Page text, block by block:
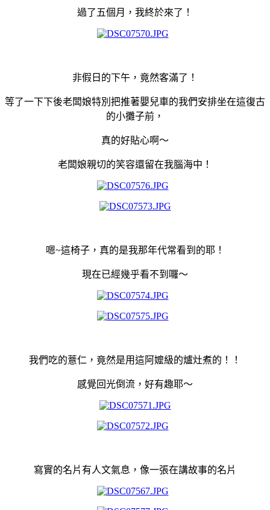
過了五個月，我終於來了！
非假日的下午，竟然客滿了！
等了一下下後老闆娘特別把推著嬰兒車的我們安排坐在這復古
的小攤子前，
真的好貼心啊～
老闆娘親切的笑容還留在我腦海中！
嗯~這椅子，真的是我那年代常看到的耶！
現在已經幾乎看不到囉～
我們吃的薏仁，竟然是用這阿嬤級的爐灶煮的！！
感覺回光倒流，好有趣耶～
寫實的名片有人文氣息，像一張在講故事的名片